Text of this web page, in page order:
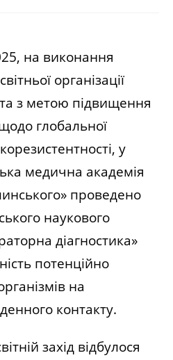
на виконання
організації
з метою підвищення
глобальної
у
медична академія
проведено
наукового
діагностика»
потенційно
на
контакту.
захід відбулося